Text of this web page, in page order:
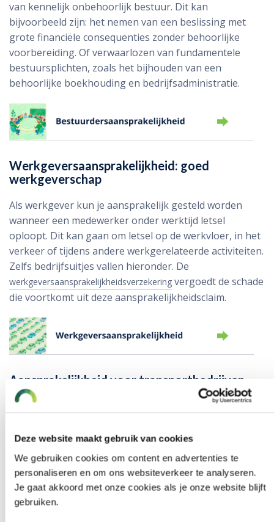
Deze website maakt gebruik van cookies
We gebruiken cookies om content en advertenties te
personaliseren en om ons websiteverkeer te analyseren.
Je gaat akkoord met onze cookies als je onze website blijft
gebruiken.
van kennelijk onbehoorlijk bestuur. Dit kan
bijvoorbeeld zijn: het nemen van een beslissing met
grote financiële consequenties zonder behoorlijke
voorbereiding. Of verwaarlozen van fundamentele
bestuursplichten, zoals het bijhouden van een
behoorlijke boekhouding en bedrijfsadministratie.
Werkgeversaansprakelijkheid: goed
werkgeverschap
Als werkgever kun je aansprakelijk gesteld worden
wanneer een medewerker onder werktijd letsel
oploopt. Dit kan gaan om letsel op de werkvloer, in het
verkeer of tijdens andere werkgerelateerde activiteiten.
Zelfs bedrijfsuitjes vallen hieronder. De
werkgeversaansprakelijkheidsverzekering vergoedt de schade
die voortkomt uit deze aansprakelijkheidsclaim.
Aansprakelijkheid voor transportbedrijven
Als je goederen vervoert voor anderen, loop je het
Bijvoorbeeld dat de lading beschadigd raakt, gestolen
wordt of te laat aankomt. In dat geval kunt u
aansprakelijk worden gesteld door de eigenaar van de
goederen voor de geleden schade. Een
vervoerdersaansprakelijkheidsverzekering